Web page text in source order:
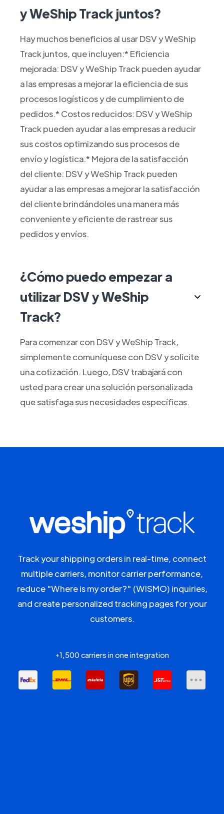
y WeShip Track juntos?
Hay muchos beneficios al usar DSV y WeShip
Track juntos, que incluyen:* Eficiencia
mejorada: DSV y WeShip Track pueden ayudar
a las empresas a mejorar la eficiencia de sus
procesos logísticos y de cumplimiento de
pedidos.* Costos reducidos: DSV y WeShip
Track pueden ayudar a las empresas a reducir
sus costos optimizando sus procesos de
envío y logística.* Mejora de la satisfacción
del cliente: DSV y WeShip Track pueden
ayudar a las empresas a mejorar la satisfacción
del cliente brindándoles una manera más
conveniente y eficiente de rastrear sus
pedidos y envíos.
¿Cómo puedo empezar a
utilizar DSV y WeShip
Track?
Para comenzar con DSV y WeShip Track,
simplemente comuníquese con DSV y solicite
una cotización. Luego, DSV trabajará con
usted para crear una solución personalizada
que satisfaga sus necesidades específicas.
Track your shipping orders in real-time, connect
multiple carriers, monitor carrier performance,
reduce "Where is my order?" (WISMO) inquiries,
and create personalized tracking pages for your
customers.
+1,500 carriers in one integration